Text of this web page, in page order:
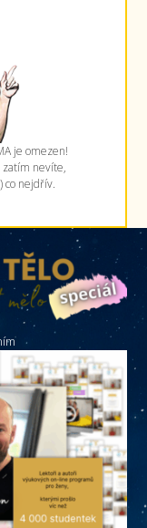
je omezen!
zatím nevíte,
co nejdřív.